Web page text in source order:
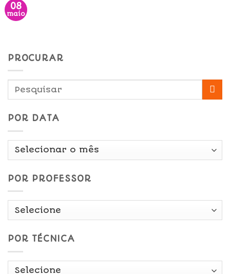
08
maio
PROCURAR
POR DATA
Por
POR PROFESSOR
POR TÉCNICA